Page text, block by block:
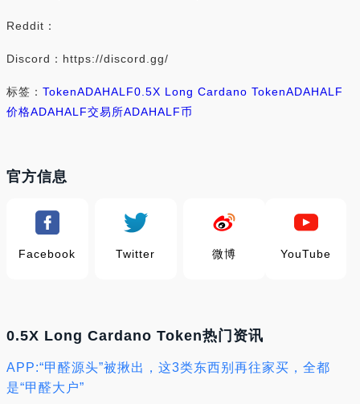
Reddit：
Discord：https://discord.gg/
标签： TokenADAHALF0.5X Long Cardano TokenADAHALF
价格ADAHALF交易所ADAHALF币
官方信息
Facebook Twitter 微博 YouTube
0.5X Long Cardano Token热门资讯
APP:“甲醛源头”被揪出，这3类东西别再往家买，全都
是“甲醛大户”